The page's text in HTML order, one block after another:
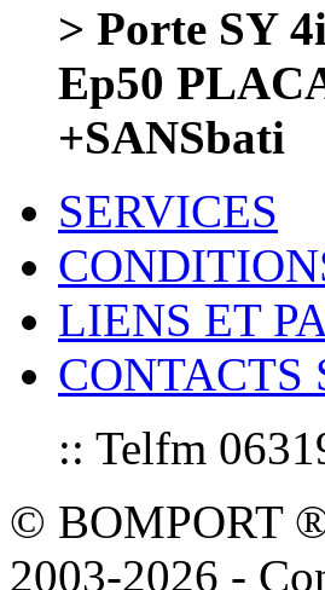
> Porte SY
Ep50
+SANSbati
SERVICES
LIENS ET
CONTACTS
:: Telfm
© BOMPORT
2003-2026 -